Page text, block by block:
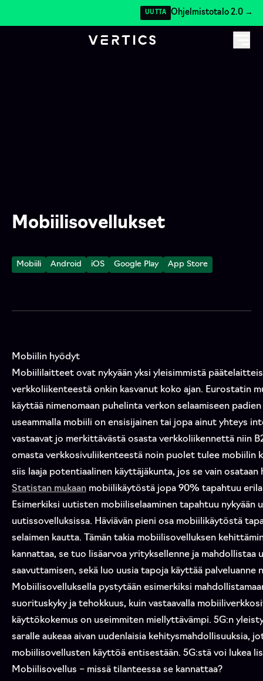
UUTTA Ohjelmistotalo 2.0 →
Mobiilisovellukset
Mobiili Android iOS Google Play App Store
Mobiilin hyödyt
Mobiililaitteet ovat nykyään yksi yleisimmistä
verkkoliikenteestä onkin kasvanut koko ajan. Eurostatin
käyttää nimenomaan puhelinta verkon selaamiseen
useammalla mobiili on ensisijainen tai jopa ainut yhteys
vastaavat jo merkittävästä osasta verkkoliikennettä niin
omasta verkkosivuliikenteestä noin puolet tulee mobiilin
siis laaja potentiaalinen käyttäjäkunta, jos se vain osataan
Statistan mukaan mobiilikäytöstä jopa 90% tapahtuu
Esimerkiksi uutisten mobiiliselaaminen tapahtuu nykyään
uutissovelluksissa. Häviävän pieni osa mobiilikäytöstä
selaimen kautta. Tämän takia mobiilisovelluksen
kannattaa, se tuo lisäarvoa yrityksellenne ja mahdollistaa
saavuttamisen, sekä luo uusia tapoja käyttää palveluanne
Mobiilisovelluksella pystytään esimerkiksi
suorituskyky ja tehokkuus, kuin vastaavalla
käyttökokemus on useimmiten miellyttävämpi. 5G:n
saralle aukeaa aivan uudenlaisia kehitysmahdollisuuksia,
mobiilisovellusten käyttöä entisestään. 5G:stä voi lukea
Mobiilisovellus – missä tilanteessa se kannattaa?